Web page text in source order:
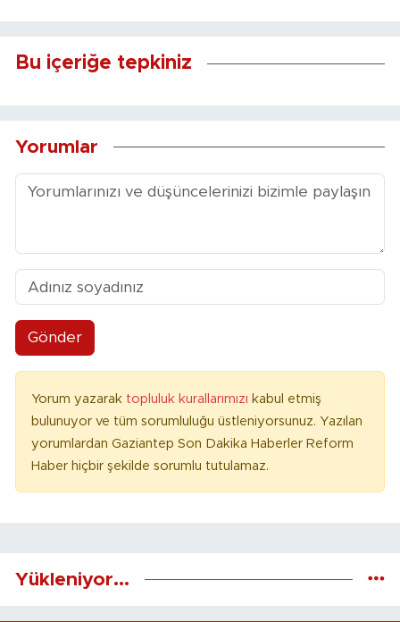
Bu içeriğe tepkiniz
Yorumlar
Gönder
Yorum yazarak topluluk kurallarımızı kabul etmiş
bulunuyor ve tüm sorumluluğu üstleniyorsunuz. Yazılan
yorumlardan Gaziantep Son Dakika Haberler Reform
Haber hiçbir şekilde sorumlu tutulamaz.
Yükleniyor...